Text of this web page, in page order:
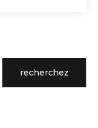
recherchez